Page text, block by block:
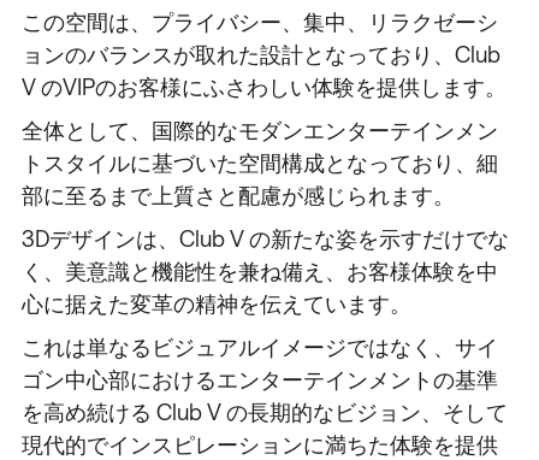
この空間は、プライバシー、集中、リラクゼーシ
ョンのバランスが取れた設計となっており、Club
V のVIPのお客様にふさわしい体験を提供します。
全体として、国際的なモダンエンターテインメン
トスタイルに基づいた空間構成となっており、細
部に至るまで上質さと配慮が感じられます。
3Dデザインは、Club V の新たな姿を示すだけでな
く、美意識と機能性を兼ね備え、お客様体験を中
心に据えた変革の精神を伝えています。
これは単なるビジュアルイメージではなく、サイ
ゴン中心部におけるエンターテインメントの基準
を高め続ける Club V の長期的なビジョン、そして
現代的でインスピレーションに満ちた体験を提供